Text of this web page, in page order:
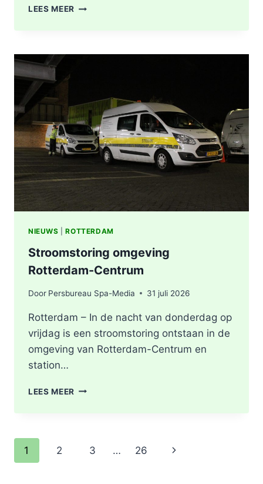
LEES MEER SCOOTER
BIJ
IN
ROTTERDAM
NIEUWS |ROTTERDAM
Stroomstoring omgeving
Rotterdam-Centrum
Door Persbureau Spa-Media 31 juli 2026
Rotterdam – In de nacht van donderdag op
vrijdag is een stroomstoring ontstaan in de
omgeving van Rotterdam-Centrum en
station…
LEES MEER STROOMSTORING
Paginanavigatie
1 2 3 … 26
Volgende